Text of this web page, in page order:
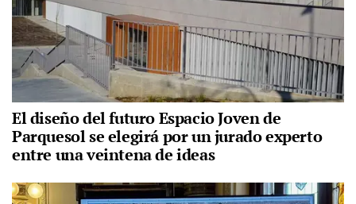
El diseño del futuro Espacio Joven de
Parquesol se elegirá por un jurado experto
entre una veintena de ideas